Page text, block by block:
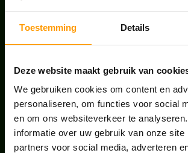
Toestemming Details
Deze website maakt gebruik van
We gebruiken cookies om content en
personaliseren, om functies voor social
en om ons websiteverkeer te
informatie over uw gebruik van onze site
partners voor social media, adverteren
augustus 7, 2026
juli 28, 2026
ONS TEAM GROEIT VERDER
juni 17, 2026